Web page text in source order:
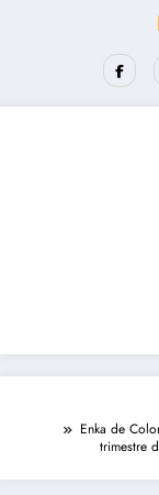
Enka de
trimestre